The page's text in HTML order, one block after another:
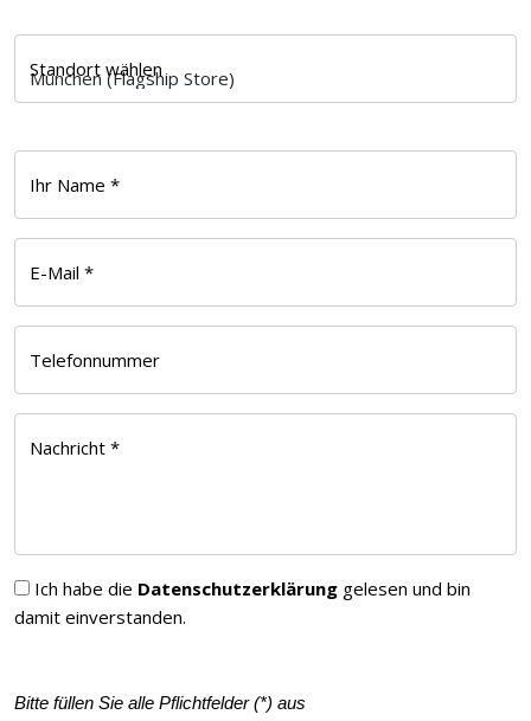
Standort wählen
Ihr Name *
E-Mail *
Telefonnummer
Nachricht *
Ich habe die Datenschutzerklärung gelesen und bin
damit einverstanden.
Bitte füllen Sie alle Pflichtfelder (*) aus